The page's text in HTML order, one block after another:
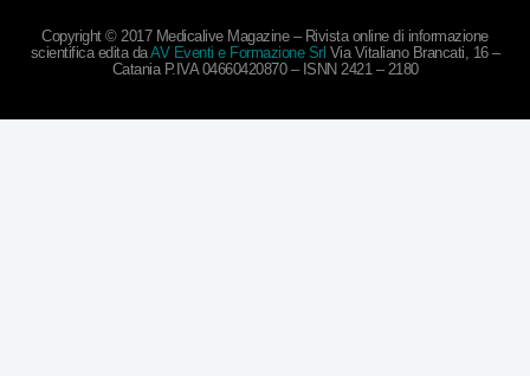
Copyright © 2017 Medicalive Magazine – Rivista online di informazione
scientifica edita daAV Eventi e Formazione Srl Via Vitaliano Brancati, 16 –
Catania P.IVA 04660420870 – ISNN 2421 – 2180